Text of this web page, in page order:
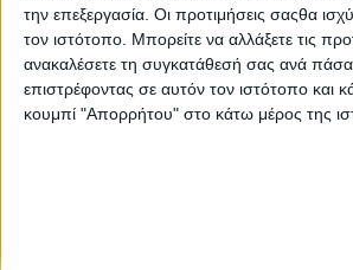
την επεξεργασία. Οι προτιμήσεις σαςθα
τον ιστότοπο. Μπορείτε να αλλάξετε τις
ανακαλέσετε τη συγκατάθεσή σας ανά πάσα
επιστρέφοντας σε αυτόν τον ιστότοπο και
κουμπί "Απορρήτου" στο κάτω μέρος της